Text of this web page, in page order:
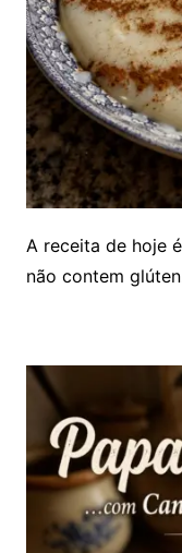
A receita de hoje
não contem